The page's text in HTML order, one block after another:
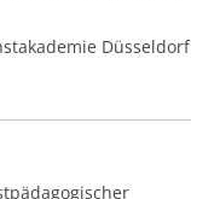
Düsseldorf